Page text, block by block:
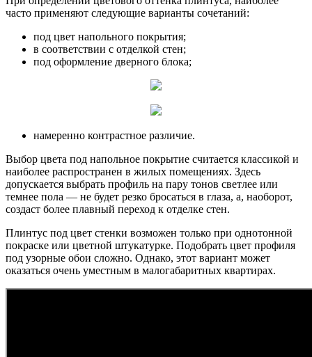
часто применяют следующие варианты сочетаний:
под цвет напольного покрытия;
в соответствии с отделкой стен;
под оформление дверного блока;
намеренно контрастное различие.
Выбор цвета под напольное покрытие считается классикой и
наиболее распространен в жилых помещениях. Здесь
допускается выбрать профиль на пару тонов светлее или
темнее пола — не будет резко бросаться в глаза, а, наоборот,
создаст более плавный переход к отделке стен.
Плинтус под цвет стенки возможен только при однотонной
покраске или цветной штукатурке. Подобрать цвет профиля
под узорные обои сложно. Однако, этот вариант может
оказаться очень уместным в малогабаритных квартирах.